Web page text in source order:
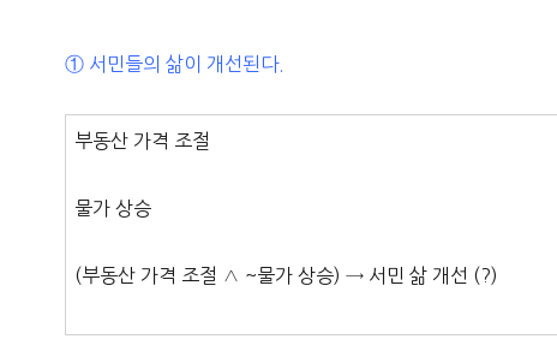
① 서민들의 삶이 개선된다.
부동산 가격 조절
물가 상승
(부동산 가격 조절 ∧ ~물가 상승) → 서민 삶 개선 (?)